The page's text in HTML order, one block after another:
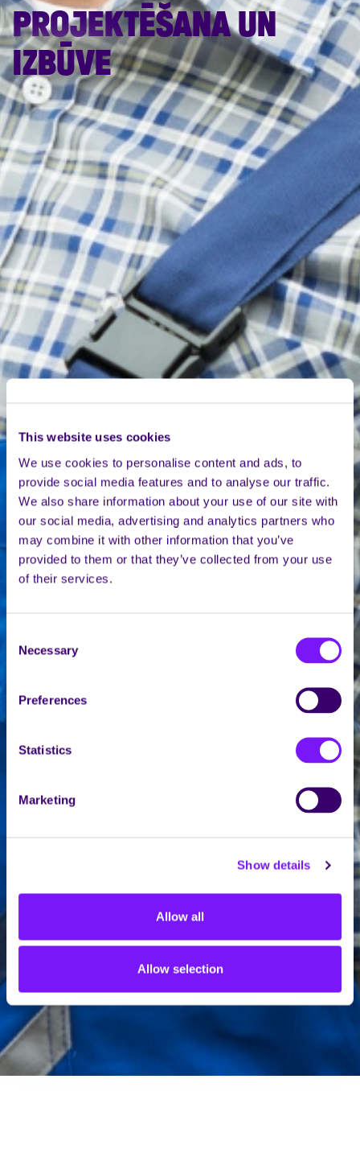
This website uses cookies
We use cookies to personalise content and ads, to
provide social media features and to analyse our traffic.
We also share information about your use of our site with
our social media, advertising and analytics partners who
may combine it with other information that you’ve
provided to them or that they’ve collected from your use
of their services.
Selection
Necessary
Preferences
Statistics
Marketing
Show details
Allow all
Allow selection
PROJEKTĒŠANA UN
IZBŪVE